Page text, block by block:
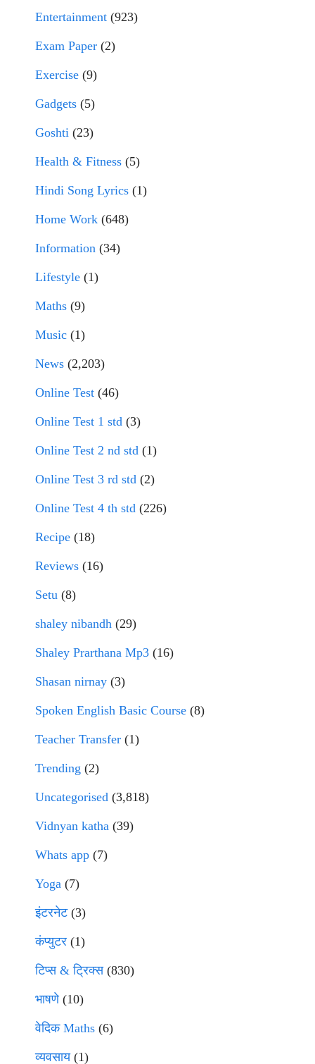
Entertainment (923)
Exam Paper (2)
Exercise (9)
Gadgets (5)
Goshti (23)
Health & Fitness (5)
Hindi Song Lyrics (1)
Home Work (648)
Information (34)
Lifestyle (1)
Maths (9)
Music (1)
News (2,203)
Online Test (46)
Online Test 1 std (3)
Online Test 2 nd std (1)
Online Test 3 rd std (2)
Online Test 4 th std (226)
Recipe (18)
Reviews (16)
Setu (8)
shaley nibandh (29)
Shaley Prarthana Mp3 (16)
Shasan nirnay (3)
Spoken English Basic Course (8)
Teacher Transfer (1)
Trending (2)
Uncategorised (3,818)
Vidnyan katha (39)
Whats app (7)
Yoga (7)
इंटरनेट(3)
कंप्युटर (1)
टिप्स & ट्रिक्स(830)
भाषणे(10)
वेदिक Maths (6)
व्यवसाय(1)